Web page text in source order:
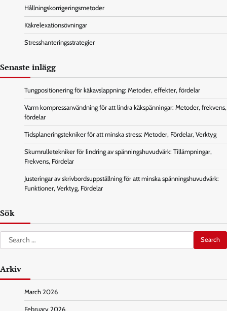
Hållningskorrigeringsmetoder
Käkrelexationsövningar
Stresshanteringsstrategier
Senaste inlägg
Tungpositionering för käkavslappning: Metoder, effekter, fördelar
Varm kompressanvändning för att lindra käkspänningar: Metoder, frekvens,
fördelar
Tidsplaneringstekniker för att minska stress: Metoder, Fördelar, Verktyg
Skumrulletekniker för lindring av spänningshuvudvärk: Tillämpningar,
Frekvens, Fördelar
Justeringar av skrivbordsuppställning för att minska spänningshuvudvärk:
Funktioner, Verktyg, Fördelar
Sök
Search
for:
Arkiv
March 2026
February 2026